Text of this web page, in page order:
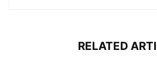
RELATED